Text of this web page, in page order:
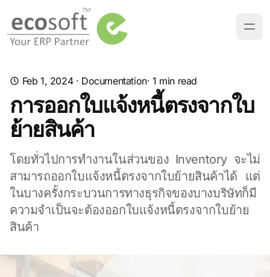
Feb 1, 2024· Documentation· 1 min read
การออกใบแจ้งหนี้ตรงจากใบ
ย้ายสินค้า
โดยทั่วไปการทำงานในส่วนของ Inventory จะไม่
สามารถออกใบแจ้งหนี้ตรงจากใบย้ายสินค้าได้ แต่
ในบางครั้งกระบวนการทางธุรกิจของบางบริษัทก็มี
ความจำเป็นจะต้องออกใบแจ้งหนี้ตรงจากใบย้าย
สินค้า